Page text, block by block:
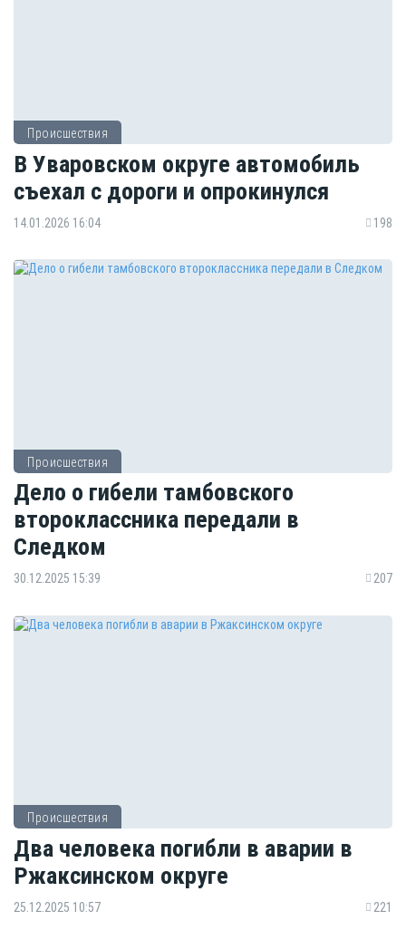
Происшествия
В Уваровском округе автомобиль
съехал с дороги и опрокинулся
14.01.2026 16:04 198
Происшествия
Дело о гибели тамбовского
второклассника передали в
Следком
30.12.2025 15:39 207
Происшествия
Два человека погибли в аварии в
Ржаксинском округе
25.12.2025 10:57 221